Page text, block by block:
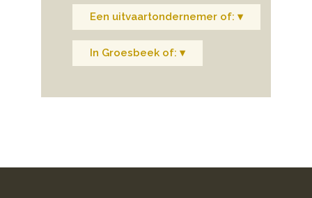
Een uitvaartondernemer of: ▾
In Groesbeek of: ▾